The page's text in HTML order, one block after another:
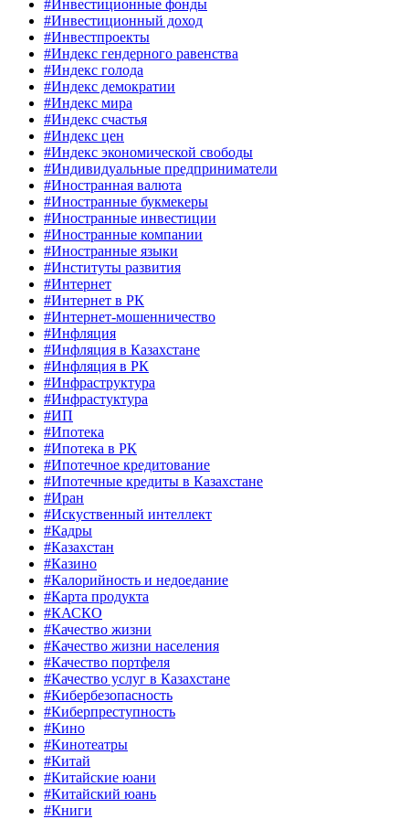
#Инвестиционные фонды
#Инвестиционный доход
#Инвестпроекты
#Индекс гендерного равенства
#Индекс голода
#Индекс демократии
#Индекс мира
#Индекс счастья
#Индекс цен
#Индекс экономической свободы
#Индивидуальные предприниматели
#Иностранная валюта
#Иностранные букмекеры
#Иностранные инвестиции
#Иностранные компании
#Иностранные языки
#Институты развития
#Интернет
#Интернет в РК
#Интернет-мошенничество
#Инфляция
#Инфляция в Казахстане
#Инфляция в РК
#Инфраструктура
#Инфрастуктура
#ИП
#Ипотека
#Ипотека в РК
#Ипотечное кредитование
#Ипотечные кредиты в Казахстане
#Иран
#Искуственный интеллект
#Кадры
#Казахстан
#Казино
#Калорийность и недоедание
#Карта продукта
#КАСКО
#Качество жизни
#Качество жизни населения
#Качество портфеля
#Качество услуг в Казахстане
#Кибербезопасность
#Киберпреступность
#Кино
#Кинотеатры
#Китай
#Китайские юани
#Китайский юань
#Книги